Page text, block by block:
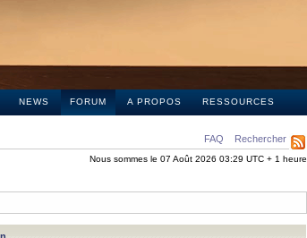
NEWS FORUM A PROPOS RESSOURCES
FAQ Rechercher
Nous sommes le 07 Août 2026 03:29 UTC + 1 heure